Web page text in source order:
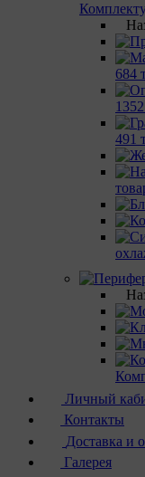
684
491
Личный
Контакты
Доставка и
Галерея